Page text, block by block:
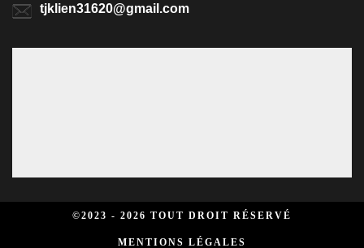
tjklien31620@gmail.com
©2023 - 2026 TOUT DROIT RÉSERVÉ
MENTIONS LÉGALES